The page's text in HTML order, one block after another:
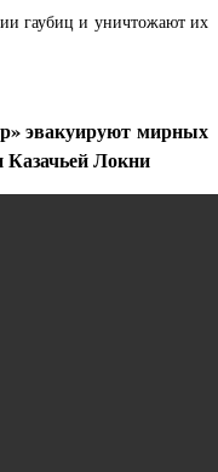
гаубиц и уничтожают их
эвакуируют мирных
Локни